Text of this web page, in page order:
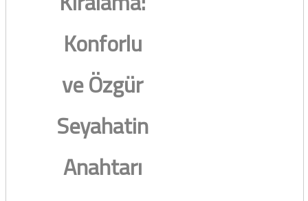
Konforlu
ve Özgür
Seyahatin
Anahtarı